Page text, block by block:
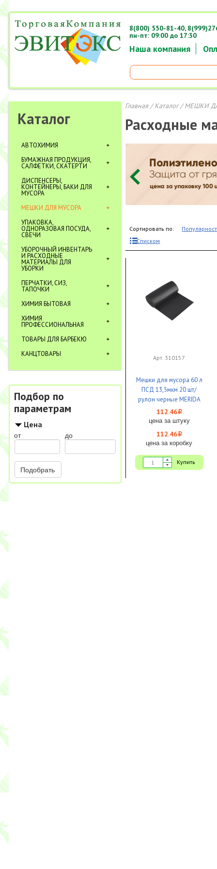
Наша компания
8(800) 550-81-40,
пн-пт: 09:00 до 17:30
Каталог
АВТОХИМИЯ
БУМАЖНАЯ ПРОДУКЦИЯ,
САЛФЕТКИ, СКАТЕРТИ
ДИСПЕНСЕРЫ,
КОНТЕЙНЕРЫ, БАКИ ДЛЯ
МУСОРА
МЕШКИ ДЛЯ МУСОРА
УПАКОВКА,
ОДНОРАЗОВАЯ ПОСУДА,
СВЕЧИ
УБОРОЧНЫЙ ИНВЕНТАРЬ
И РАСХОДНЫЕ
МАТЕРИАЛЫ ДЛЯ
УБОРКИ
ПЕРЧАТКИ, СИЗ,
ТАПОЧКИ
ХИМИЯ БЫТОВАЯ
ХИМИЯ
ПРОФЕССИОНАЛЬНАЯ
ТОВАРЫ ДЛЯ БАРБЕКЮ
КАНЦТОВАРЫ
Подбор по
параметрам
Цена
от до
Подобрать
Главная/Каталог/МЕШКИ
Расходные
Сортировать по:
Списком
Арт. 310157
Мешки для мусора 60 л
ПСД 13,5мкм 20 шт/
рулон черные MERIDA
КОМФОРТ 1/25
112.46i
цена за штуку
112.46i
цена за коробку
Купить